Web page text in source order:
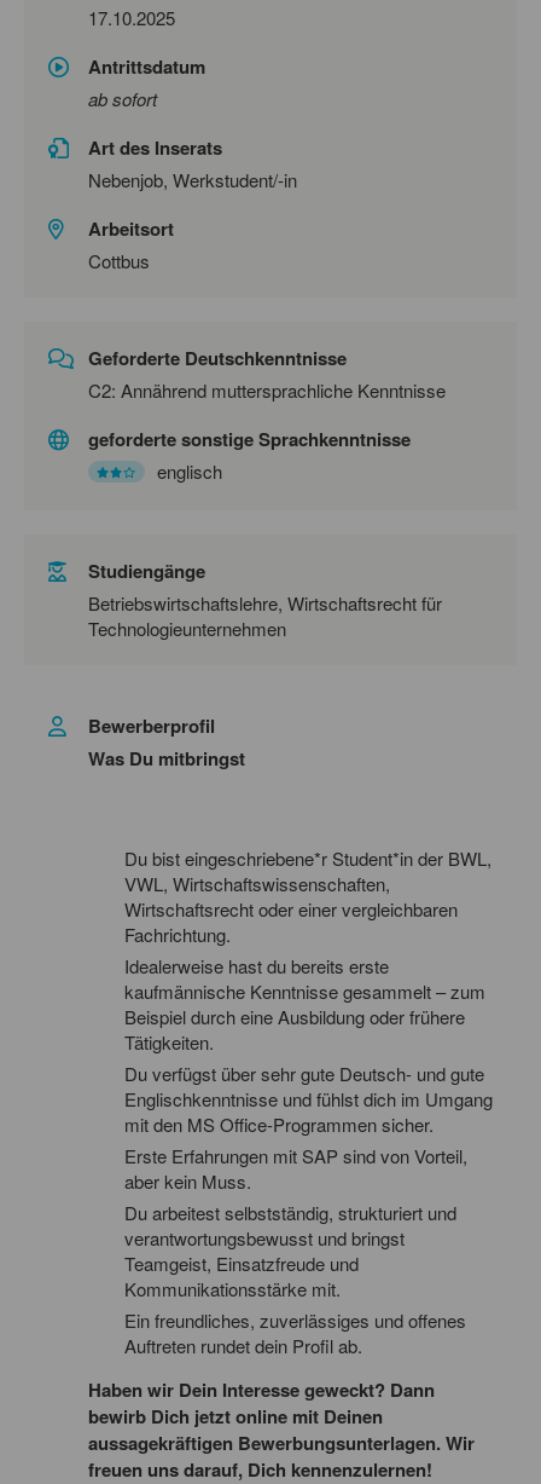
17.10.2025
Antrittsdatum
ab sofort
Art des Inserats
Nebenjob, Werkstudent/-in
Arbeitsort
Cottbus
Geforderte Deutschkenntnisse
C2: Annährend muttersprachliche Kenntnisse
geforderte sonstige Sprachkenntnisse
englisch
Studiengänge
Betriebswirtschaftslehre, Wirtschaftsrecht für
Technologieunternehmen
Bewerberprofil
Was Du mitbringst
Du bist eingeschriebene*r Student*in der BWL,
VWL, Wirtschaftswissenschaften,
Wirtschaftsrecht oder einer vergleichbaren
Fachrichtung.
Idealerweise hast du bereits erste
kaufmännische Kenntnisse gesammelt – zum
Beispiel durch eine Ausbildung oder frühere
Tätigkeiten.
Du verfügst über sehr gute Deutsch- und gute
Englischkenntnisse und fühlst dich im Umgang
mit den MS Office-Programmen sicher.
Erste Erfahrungen mit SAP sind von Vorteil,
aber kein Muss.
Du arbeitest selbstständig, strukturiert und
verantwortungsbewusst und bringst
Teamgeist, Einsatzfreude und
Kommunikationsstärke mit.
Ein freundliches, zuverlässiges und offenes
Auftreten rundet dein Profil ab.
Haben wir Dein Interesse geweckt? Dann
bewirb Dich jetzt online mit Deinen
aussagekräftigen Bewerbungsunterlagen. Wir
freuen uns darauf, Dich kennenzulernen!